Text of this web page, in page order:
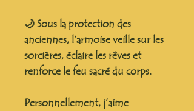
🌙 Sous la protection des
anciennes, l’armoise veille sur les
sorcières, éclaire les rêves et
renforce le feu sacré du corps.
Personnellement, j’aime